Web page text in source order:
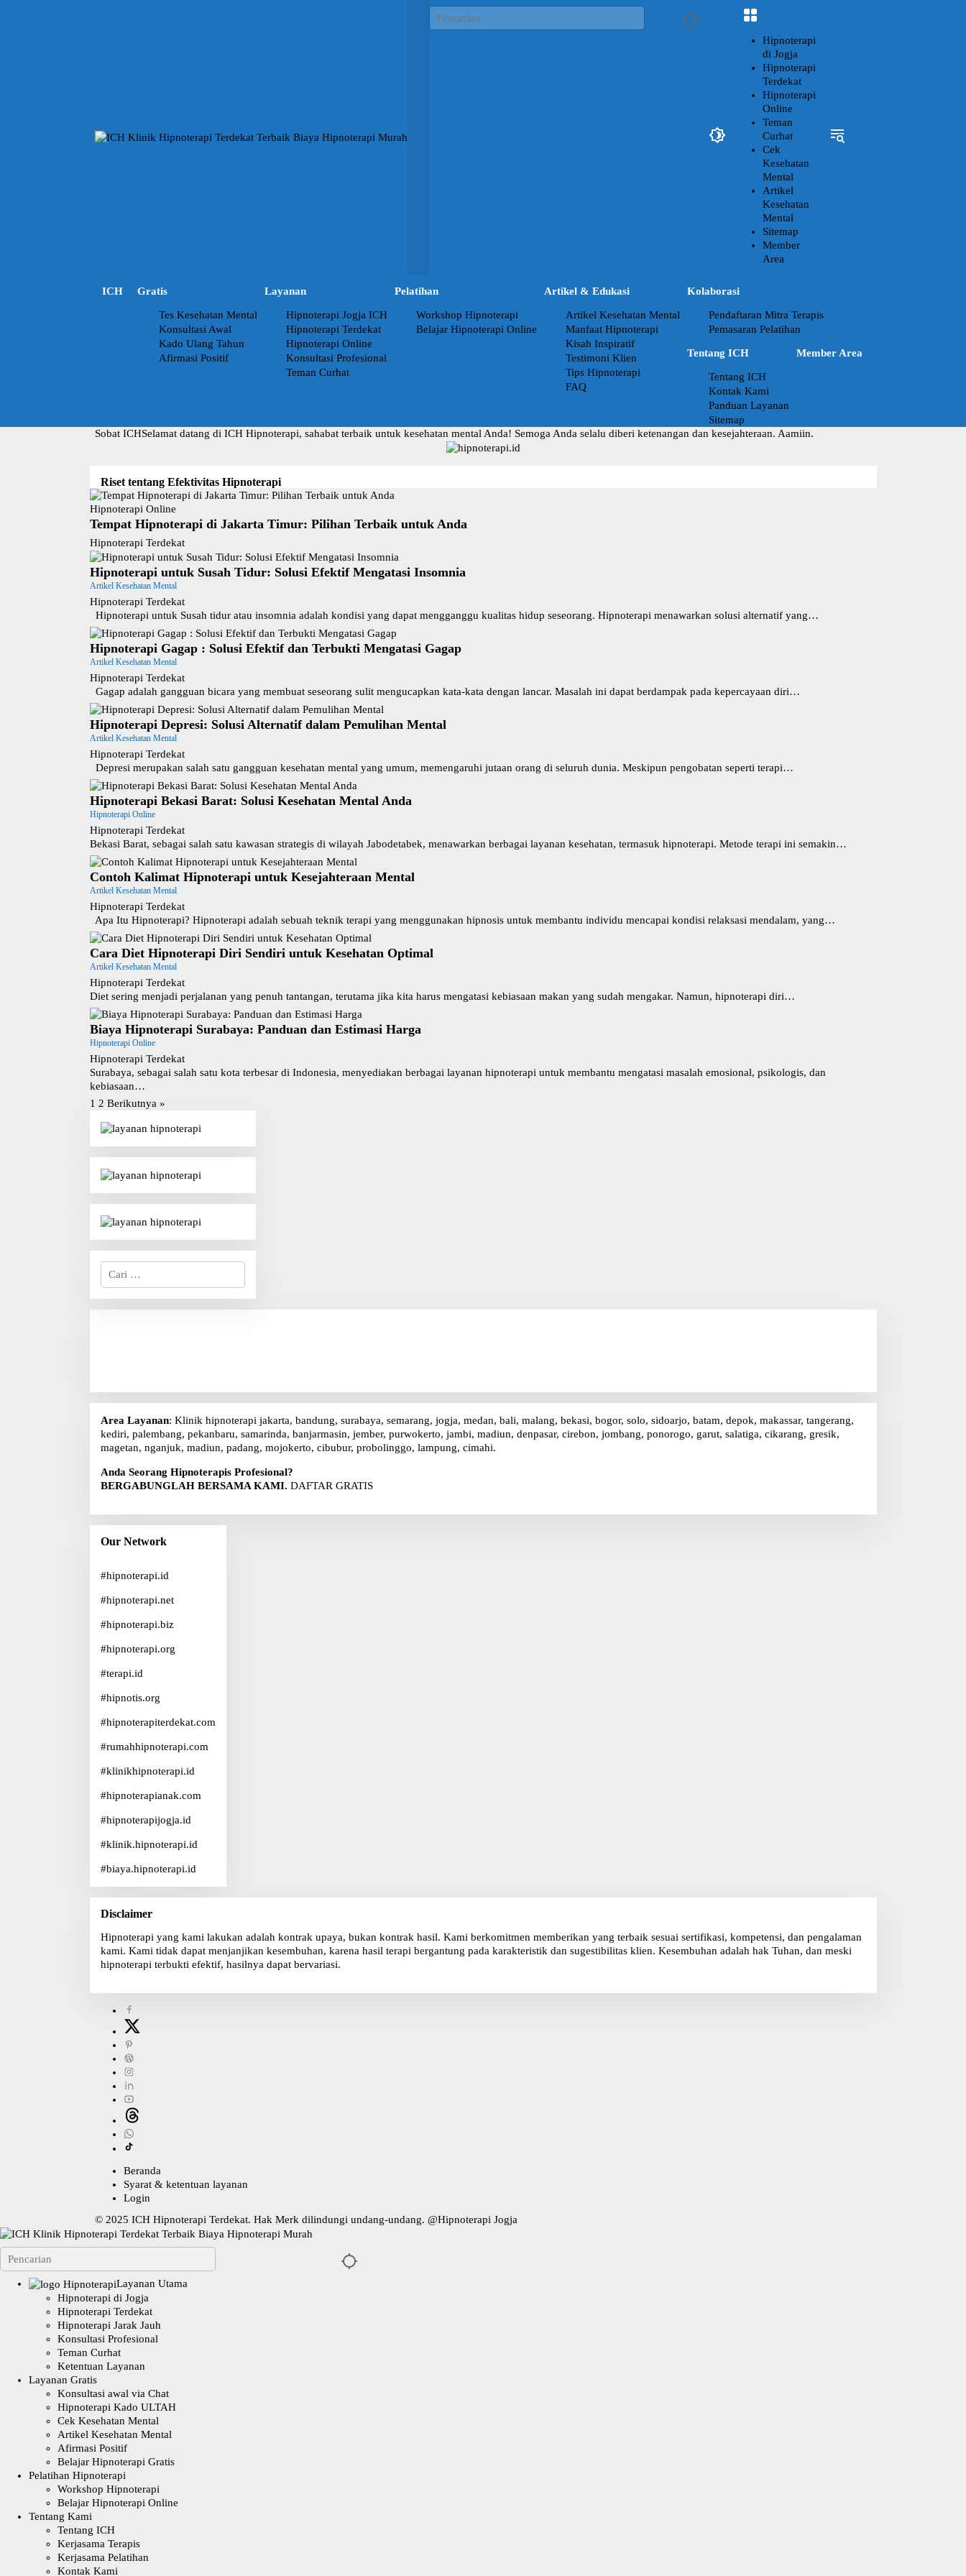
Hipnoterapi
di Jogja
Hipnoterapi
Terdekat
Hipnoterapi
Online
Teman
Curhat
Cek
Kesehatan
Mental
Artikel
Kesehatan
Mental
Sitemap
Member
Area
ICH Gratis
Tes Kesehatan Mental
Konsultasi Awal
Kado Ulang Tahun
Afirmasi Positif
Layanan
Hipnoterapi Jogja ICH
Hipnoterapi Terdekat
Hipnoterapi Online
Konsultasi Profesional
Teman Curhat
Pelatihan
Workshop Hipnoterapi
Belajar Hipnoterapi Online
Artikel & Edukasi
Artikel Kesehatan Mental
Manfaat Hipnoterapi
Kisah Inspiratif
Testimoni Klien
Tips Hipnoterapi
FAQ
Kolaborasi
Pendaftaran Mitra Terapis
Pemasaran Pelatihan
Tentang ICH
Tentang ICH
Kontak Kami
Panduan Layanan
Sitemap
Member Area
Sobat ICHSelamat datang di ICH Hipnoterapi, sahabat terbaik untuk kesehatan mental Anda! Semoga Anda selalu diberi ketenangan dan kesejahteraan. Aamiin.
Riset tentang Efektivitas Hipnoterapi
Hipnoterapi Online
Tempat Hipnoterapi di Jakarta Timur: Pilihan Terbaik untuk Anda
Hipnoterapi Terdekat
Hipnoterapi untuk Susah Tidur: Solusi Efektif Mengatasi Insomnia
Artikel Kesehatan Mental
Hipnoterapi Terdekat
Hipnoterapi untuk Susah tidur atau insomnia adalah kondisi yang dapat mengganggu kualitas hidup seseorang. Hipnoterapi menawarkan solusi alternatif yang…
Hipnoterapi Gagap : Solusi Efektif dan Terbukti Mengatasi Gagap
Artikel Kesehatan Mental
Hipnoterapi Terdekat
Gagap adalah gangguan bicara yang membuat seseorang sulit mengucapkan kata-kata dengan lancar. Masalah ini dapat berdampak pada kepercayaan diri…
Hipnoterapi Depresi: Solusi Alternatif dalam Pemulihan Mental
Artikel Kesehatan Mental
Hipnoterapi Terdekat
Depresi merupakan salah satu gangguan kesehatan mental yang umum, memengaruhi jutaan orang di seluruh dunia. Meskipun pengobatan seperti terapi…
Hipnoterapi Bekasi Barat: Solusi Kesehatan Mental Anda
Hipnoterapi Online
Hipnoterapi Terdekat
Bekasi Barat, sebagai salah satu kawasan strategis di wilayah Jabodetabek, menawarkan berbagai layanan kesehatan, termasuk hipnoterapi. Metode terapi ini semakin…
Contoh Kalimat Hipnoterapi untuk Kesejahteraan Mental
Artikel Kesehatan Mental
Hipnoterapi Terdekat
Apa Itu Hipnoterapi? Hipnoterapi adalah sebuah teknik terapi yang menggunakan hipnosis untuk membantu individu mencapai kondisi relaksasi mendalam, yang…
Cara Diet Hipnoterapi Diri Sendiri untuk Kesehatan Optimal
Artikel Kesehatan Mental
Hipnoterapi Terdekat
Diet sering menjadi perjalanan yang penuh tantangan, terutama jika kita harus mengatasi kebiasaan makan yang sudah mengakar. Namun, hipnoterapi diri…
Biaya Hipnoterapi Surabaya: Panduan dan Estimasi Harga
Hipnoterapi Online
Hipnoterapi Terdekat
Surabaya, sebagai salah satu kota terbesar di Indonesia, menyediakan berbagai layanan hipnoterapi untuk membantu mengatasi masalah emosional, psikologis, dan
kebiasaan…
P
i
s
p
o
1 2 Berikutnya »
:
Area Layanan: Klinik hipnoterapi jakarta, bandung, surabaya, semarang, jogja, medan, bali, malang, bekasi, bogor, solo, sidoarjo, batam, depok, makassar, tangerang,
kediri, palembang, pekanbaru, samarinda, banjarmasin, jember, purwokerto, jambi, madiun, denpasar, cirebon, jombang, ponorogo, garut, salatiga, cikarang, gresik,
magetan, nganjuk, madiun, padang, mojokerto, cibubur, probolinggo, lampung, cimahi.
Anda Seorang Hipnoterapis Profesional?
BERGABUNGLAH BERSAMA KAMI. DAFTAR GRATIS
Our Network
#hipnoterapi.id
#hipnoterapi.net
#hipnoterapi.biz
#hipnoterapi.org
#terapi.id
#hipnotis.org
#hipnoterapiterdekat.com
#rumahhipnoterapi.com
#klinikhipnoterapi.id
#hipnoterapianak.com
#hipnoterapijogja.id
#klinik.hipnoterapi.id
#biaya.hipnoterapi.id
Disclaimer
Hipnoterapi yang kami lakukan adalah kontrak upaya, bukan kontrak hasil. Kami berkomitmen memberikan yang terbaik sesuai sertifikasi, kompetensi, dan pengalaman
kami. Kami tidak dapat menjanjikan kesembuhan, karena hasil terapi bergantung pada karakteristik dan sugestibilitas klien. Kesembuhan adalah hak Tuhan, dan meski
hipnoterapi terbukti efektif, hasilnya dapat bervariasi.
Beranda
Syarat & ketentuan layanan
Login
© 2025 ICH Hipnoterapi Terdekat. Hak Merk dilindungi undang-undang. @Hipnoterapi Jogja
Layanan Utama
Hipnoterapi di Jogja
Hipnoterapi Terdekat
Hipnoterapi Jarak Jauh
Konsultasi Profesional
Teman Curhat
Ketentuan Layanan
Layanan Gratis
Konsultasi awal via Chat
Hipnoterapi Kado ULTAH
Cek Kesehatan Mental
Artikel Kesehatan Mental
Afirmasi Positif
Belajar Hipnoterapi Gratis
Pelatihan Hipnoterapi
Workshop Hipnoterapi
Belajar Hipnoterapi Online
Tentang Kami
Tentang ICH
Kerjasama Terapis
Kerjasama Pelatihan
Kontak Kami